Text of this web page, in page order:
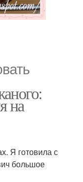
на
Я готовила с
большое